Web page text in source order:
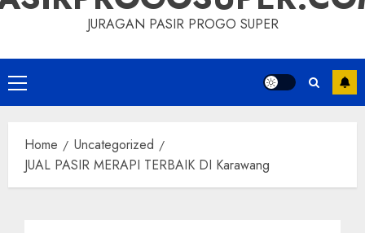
JURAGAN PASIR PROGO SUPER
Primary
Menu
Home
Uncategorized
JUAL PASIR MERAPI TERBAIK DI Karawang